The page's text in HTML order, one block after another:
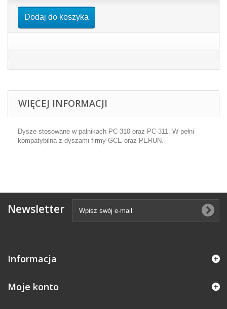
Dodaj do koszyka
WIĘCEJ INFORMACJI
Dysze stosowane w palnikach PC-310 oraz PC-311. W pełni
kompatybilna z dyszami firmy GCE oraz PERUN.
Newsletter
Informacja
Moje konto